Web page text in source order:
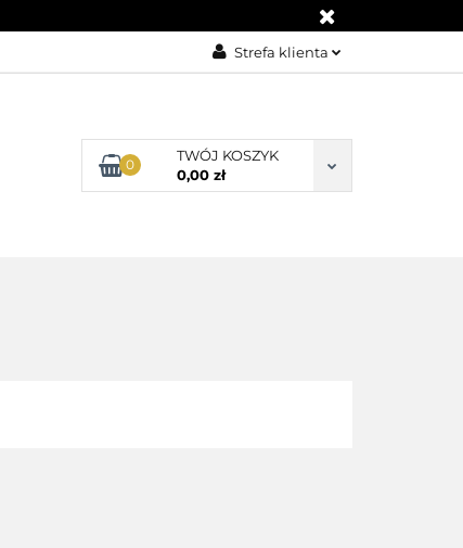
Strefa klienta
Dodaj zgłoszenie
Zgody cookies
0
TWÓJ KOSZYK
0,00 zł